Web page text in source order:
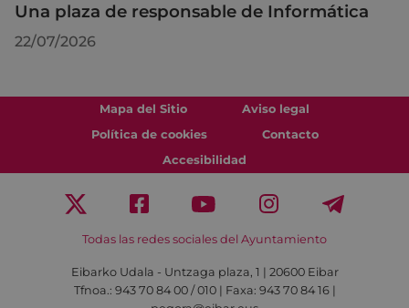
Una plaza de responsable de Informática
22/07/2026
Mapa del Sitio
Aviso legal
Política de cookies
Contacto
Accesibilidad
Todas las redes sociales del Ayuntamiento
Eibarko Udala - Untzaga plaza, 1 | 20600 Eibar
Tfnoa.: 943 70 84 00 / 010 | Faxa: 943 70 84 16 |